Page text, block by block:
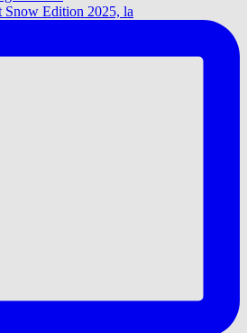
Snow Edition 2025, la